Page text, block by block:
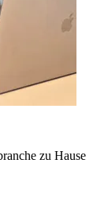
zu Hause